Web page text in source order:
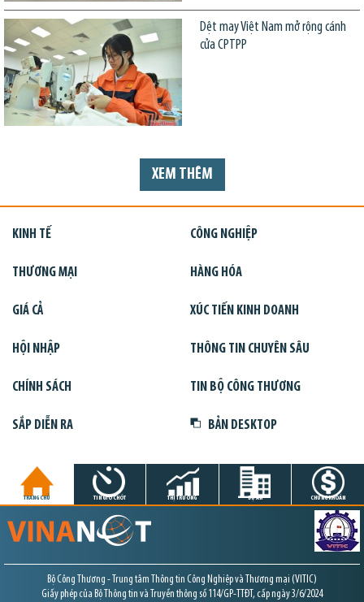
Dệt may Việt Nam mở rộng cánh
cửa CPTPP
XEM THÊM
KINH TẾ CÔNG NGHIỆP
THƯƠNG MẠI HÀNG HÓA
GIÁ CẢ XÚC TIẾN KINH DOANH
HỘI NHẬP THÔNG TIN CHUYÊN SÂU
CHÍNH SÁCH TIN BỘ CÔNG THƯƠNG
SẮP DIỄN RA BẢN DESKTOP
TRANG CHỦ TIN GIỜ CHÓT THỊ TRƯỜNG DỰ ÁN CHỨNG KHOÁN
Bộ Công Thương - Trung tâm Thông tin Công Nghiệp và Thương mại (VITIC)
Giấy phép của Bộ Thông tin và Truyền thông số 114/GP-TTĐT, cấp ngày 3/6/2024